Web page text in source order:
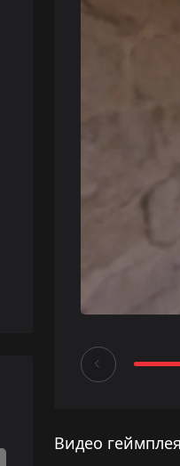
Видео